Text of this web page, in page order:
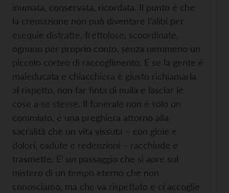
inumata, conservata, ricordata. Il punto è che
la cremazione non può diventare l’alibi per
esequie distratte, frettolose, scoordinate,
ognuno per proprio conto, senza nemmeno un
piccolo corteo di raccoglimento. E se la gente è
maleducata e chiacchiera è giusto richiamarla
al rispetto, non far finta di nulla e lasciar le
cose a se stesse. Il funerale non è solo un
commiato, è una preghiera attorno alla
sacralità che un vita vissuta – con gioie e
dolori, cadute e redenzioni – racchiude e
trasmette. E’ un passaggio che si apre sul
mistero di un tempo eterno che non
conosciamo, ma che va rispettato e ci accoglie